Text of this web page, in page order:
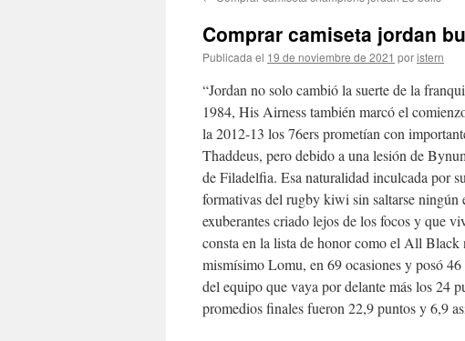
contenido
Comprar camiseta jordan
Publicada el 19 de noviembre de 2021 poristern
“Jordan no solo cambió la suerte de la
1984, His Airness también marcó el
la 2012-13 los 76ers prometían con
Thaddeus, pero debido a una lesión de
de Filadelfia. Esa naturalidad inculcada por
formativas del rugby kiwi sin saltarse ningún
exuberantes criado lejos de los focos y que
consta en la lista de honor como el All
mismísimo Lomu, en 69 ocasiones y posó
del equipo que vaya por delante más los 24
promedios finales fueron 22,9 puntos y 6,9